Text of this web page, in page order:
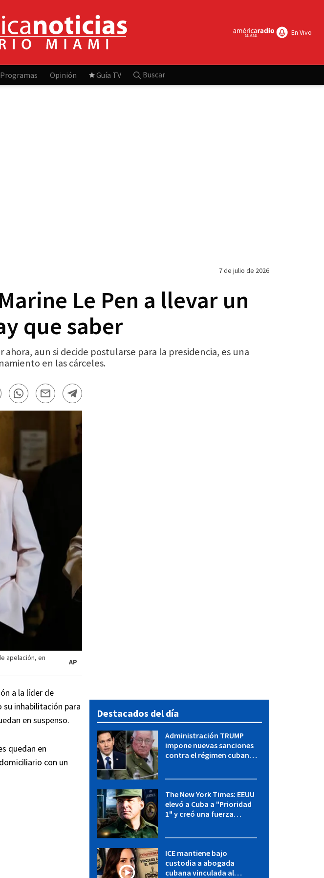
En Vivo
Programas Opinión Guía TV Buscar
7 de julio de 2026
Le Pen a llevar un
que saber
ahora, aun si decide postularse para la presidencia, es una
en las cárceles.
apelación, en
AP
a la líder de
su inhabilitación para
en suspenso.
quedan en
con un
Destacados del día
Administración TRUMP
impone nuevas sanciones
contra el régimen cubano:
The New York Times: EEUU
elevó a Cuba a "Prioridad
1" y creó una fuerza
ICE mantiene bajo
custodia a abogada
cubana vinculada al